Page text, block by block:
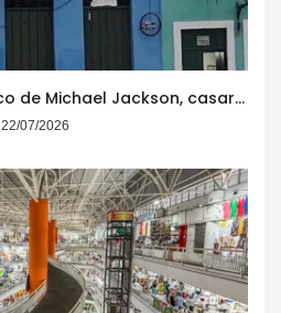
Cenário de clipe icônico de Michael Jackson, casarão azul no centro do Pelourinho enfrenta ordem de desocupação
22/07/2026